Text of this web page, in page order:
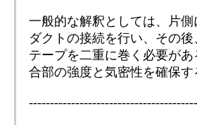
一般的な解釈としては、片
ダクトの接続を行い、その
テープを二重に巻く必要が
合部の強度と気密性を確保